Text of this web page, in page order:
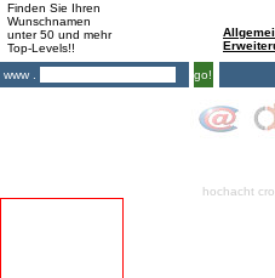
Finden Sie Ihren
Wunschnamen
unter 50 und mehr
Top-Levels!!
www .
go!
hochacht